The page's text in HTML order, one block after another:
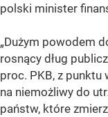
polski minister
„Dużym powodem
rosnący dług
proc. PKB, z
na niemożliwy do
państw, które